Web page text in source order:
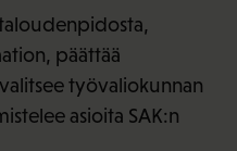
päättää
työvaliokunnan
asioita SAK:n